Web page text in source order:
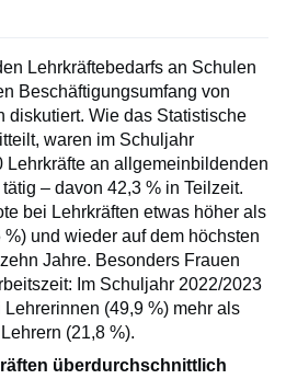
Lehrkräftebedarfs an Schulen
Beschäftigungsumfang von
diskutiert. Wie das Statistische
waren im Schuljahr
Lehrkräfte an allgemeinbildenden
– davon 42,3 % in Teilzeit.
bei Lehrkräften etwas höher als
und wieder auf dem höchsten
Jahre. Besonders Frauen
Im Schuljahr 2022/2023
(49,9 %) mehr als
(21,8 %).
überdurchschnittlich